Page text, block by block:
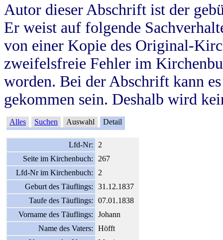
Autor dieser Abschrift ist der
Er weist auf folgende
von einer Kopie des Original-
zweifelsfreie Fehler im
worden. Bei der Abschrift kann
gekommen sein. Deshalb wird
Alles Suchen Auswahl Detail
Lfd-Nr:
2
Seite im Kirchenbuch:
267
Lfd-Nr im Kirchenbuch:
2
Geburt des Täuflings:
31.12.1837
Taufe des Täuflings:
07.01.1838
Vorname des Täuflings:
Johann
Name des Vaters:
Höfft